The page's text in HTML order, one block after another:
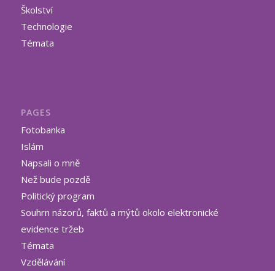
Školství
Technologie
Témata
PAGES
Fotobanka
Islám
Napsali o mně
Než bude pozdě
Politický program
Souhrn názorů, faktů a mýtů okolo elektronické
evidence tržeb
Témata
Vzdělávání